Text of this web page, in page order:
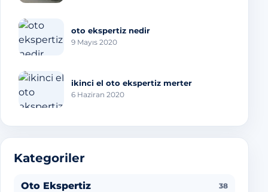
oto ekspertiz nedir
9 Mayıs 2020
ikinci el oto ekspertiz merter
6 Haziran 2020
Kategoriler
Oto Ekspertiz 38